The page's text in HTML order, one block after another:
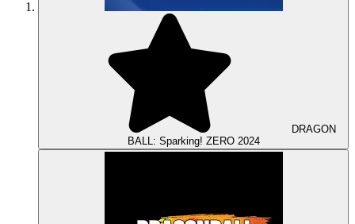
BALL: Sparking! ZERO 2024